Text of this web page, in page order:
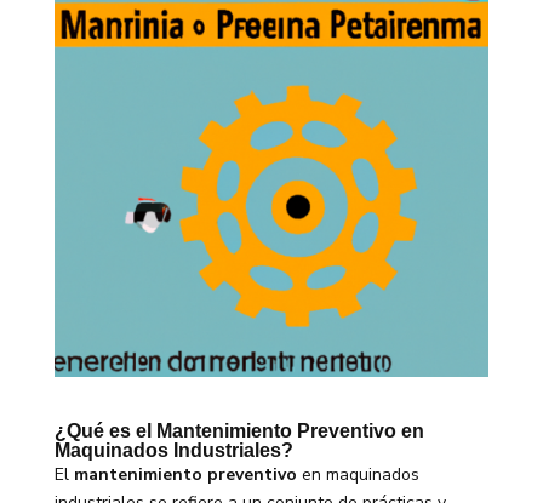
¿Qué es el Mantenimiento Preventivo en
Maquinados Industriales?
El mantenimiento preventivo en maquinados